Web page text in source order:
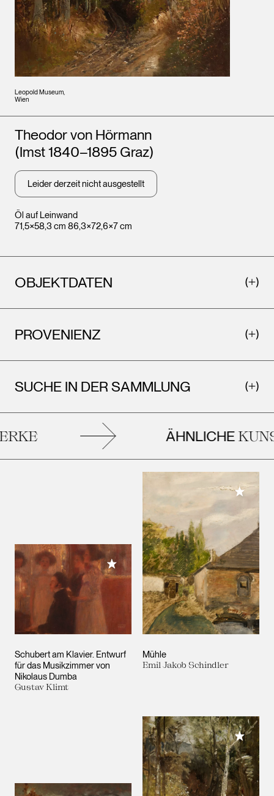
Leopold Museum,
Wien
Öl auf Leinwand
71,5×58,3 cm 86,3×72,6×7 cm
Künstler*innen
Theodor von Hörmann
(Imst 1840–1895 Graz)
Leider derzeit nicht ausgestellt
OBJEKTDATEN
PROVENIENZ
SUCHE IN DER SAMMLUNG
ÄHNLICHE
Schubert am Klavier. Entwurf
für das Musikzimmer von
Nikolaus Dumba
Gustav Klimt
Meiner Sammlung hinzufügen
Mühle
Emil Jakob Schindler
Meiner
Meiner